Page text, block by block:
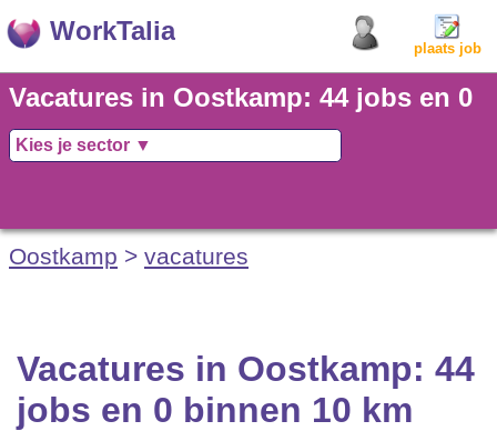
WorkTalia
plaats job
Vacatures in Oostkamp: 44 jobs en 0
binnen 10 km
Oostkamp > vacatures
Vacatures in Oostkamp: 44
jobs en 0 binnen 10 km